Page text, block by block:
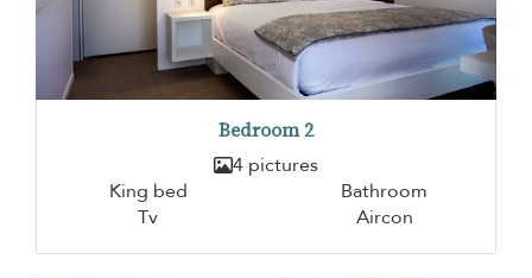
Bedroom 2
4 pictures
King bed
Bathroom
Tv
Aircon